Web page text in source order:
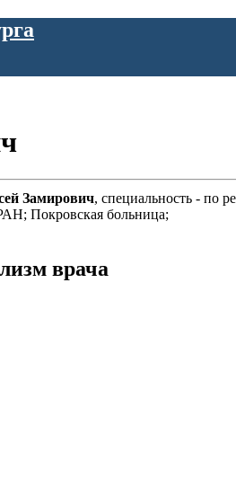
Замирович, специальность - по
Покровская больница;
врача